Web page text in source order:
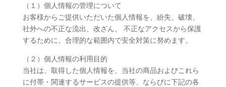
（１）個人情報の管理について
お客様からご提供いただいた個人情報を、紛失、破壊、
社外への不正な流出、改ざん、 不正なアクセスから保護
するために、合理的な範囲内で安全対策に努めます。
（２）個人情報の利用目的
当社は、取得した個人情報を、当社の商品およびこれら
に付帯・関連するサービスの提供等、ならびに下記の各